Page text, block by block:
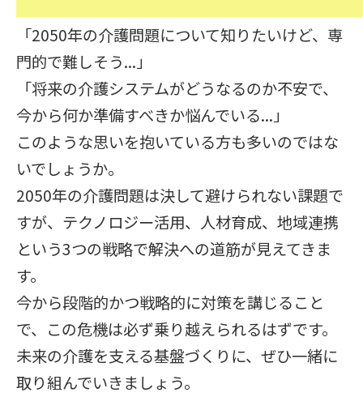
「2050年の介護問題について知りたいけど、専
門的で難しそう...」
「将来の介護システムがどうなるのか不安で、
今から何か準備すべきか悩んでいる...」
このような思いを抱いている方も多いのではな
いでしょうか。
2050年の介護問題は決して避けられない課題で
すが、テクノロジー活用、人材育成、地域連携
という3つの戦略で解決への道筋が見えてきま
す。
今から段階的かつ戦略的に対策を講じること
で、この危機は必ず乗り越えられるはずです。
未来の介護を支える基盤づくりに、ぜひ一緒に
取り組んでいきましょう。